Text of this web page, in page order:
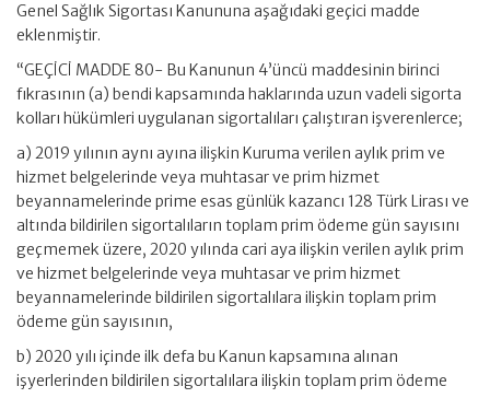
Genel Sağlık Sigortası Kanununa aşağıdaki geçici madde
eklenmiştir.
“GEÇİCİ MADDE 80- Bu Kanunun 4’üncü maddesinin birinci
fıkrasının (a) bendi kapsamında haklarında uzun vadeli sigorta
kolları hükümleri uygulanan sigortalıları çalıştıran işverenlerce;
a) 2019 yılının aynı ayına ilişkin Kuruma verilen aylık prim ve
hizmet belgelerinde veya muhtasar ve prim hizmet
beyannamelerinde prime esas günlük kazancı 128 Türk Lirası ve
altında bildirilen sigortalıların toplam prim ödeme gün sayısını
geçmemek üzere, 2020 yılında cari aya ilişkin verilen aylık prim
ve hizmet belgelerinde veya muhtasar ve prim hizmet
beyannamelerinde bildirilen sigortalılara ilişkin toplam prim
ödeme gün sayısının,
b) 2020 yılı içinde ilk defa bu Kanun kapsamına alınan
işyerlerinden bildirilen sigortalılara ilişkin toplam prim ödeme